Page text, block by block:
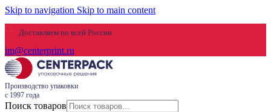
Skip to navigation Skip to main content
Доставляем по всей России
im@centerprint.ru
Производство упаковки
с 1997 года
Поиск товаров